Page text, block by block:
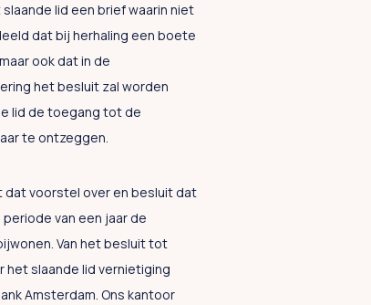
lid een brief waarin niet
dat bij herhaling een boete
ook dat in de
het besluit zal worden
lid de toegang tot de
te ontzeggen.
voorstel over en besluit dat
van een jaar de
Van het besluit tot
slaande lid vernietiging
Amsterdam. Ons kantoor